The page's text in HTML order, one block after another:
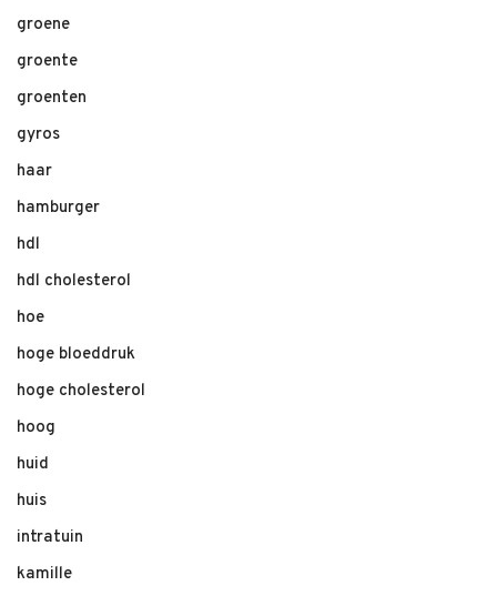
groene
groente
groenten
gyros
haar
hamburger
hdl
hdl cholesterol
hoe
hoge bloeddruk
hoge cholesterol
hoog
huid
huis
intratuin
kamille